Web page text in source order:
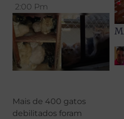
2:00 Pm
Mais de 400 gatos
debilitados foram